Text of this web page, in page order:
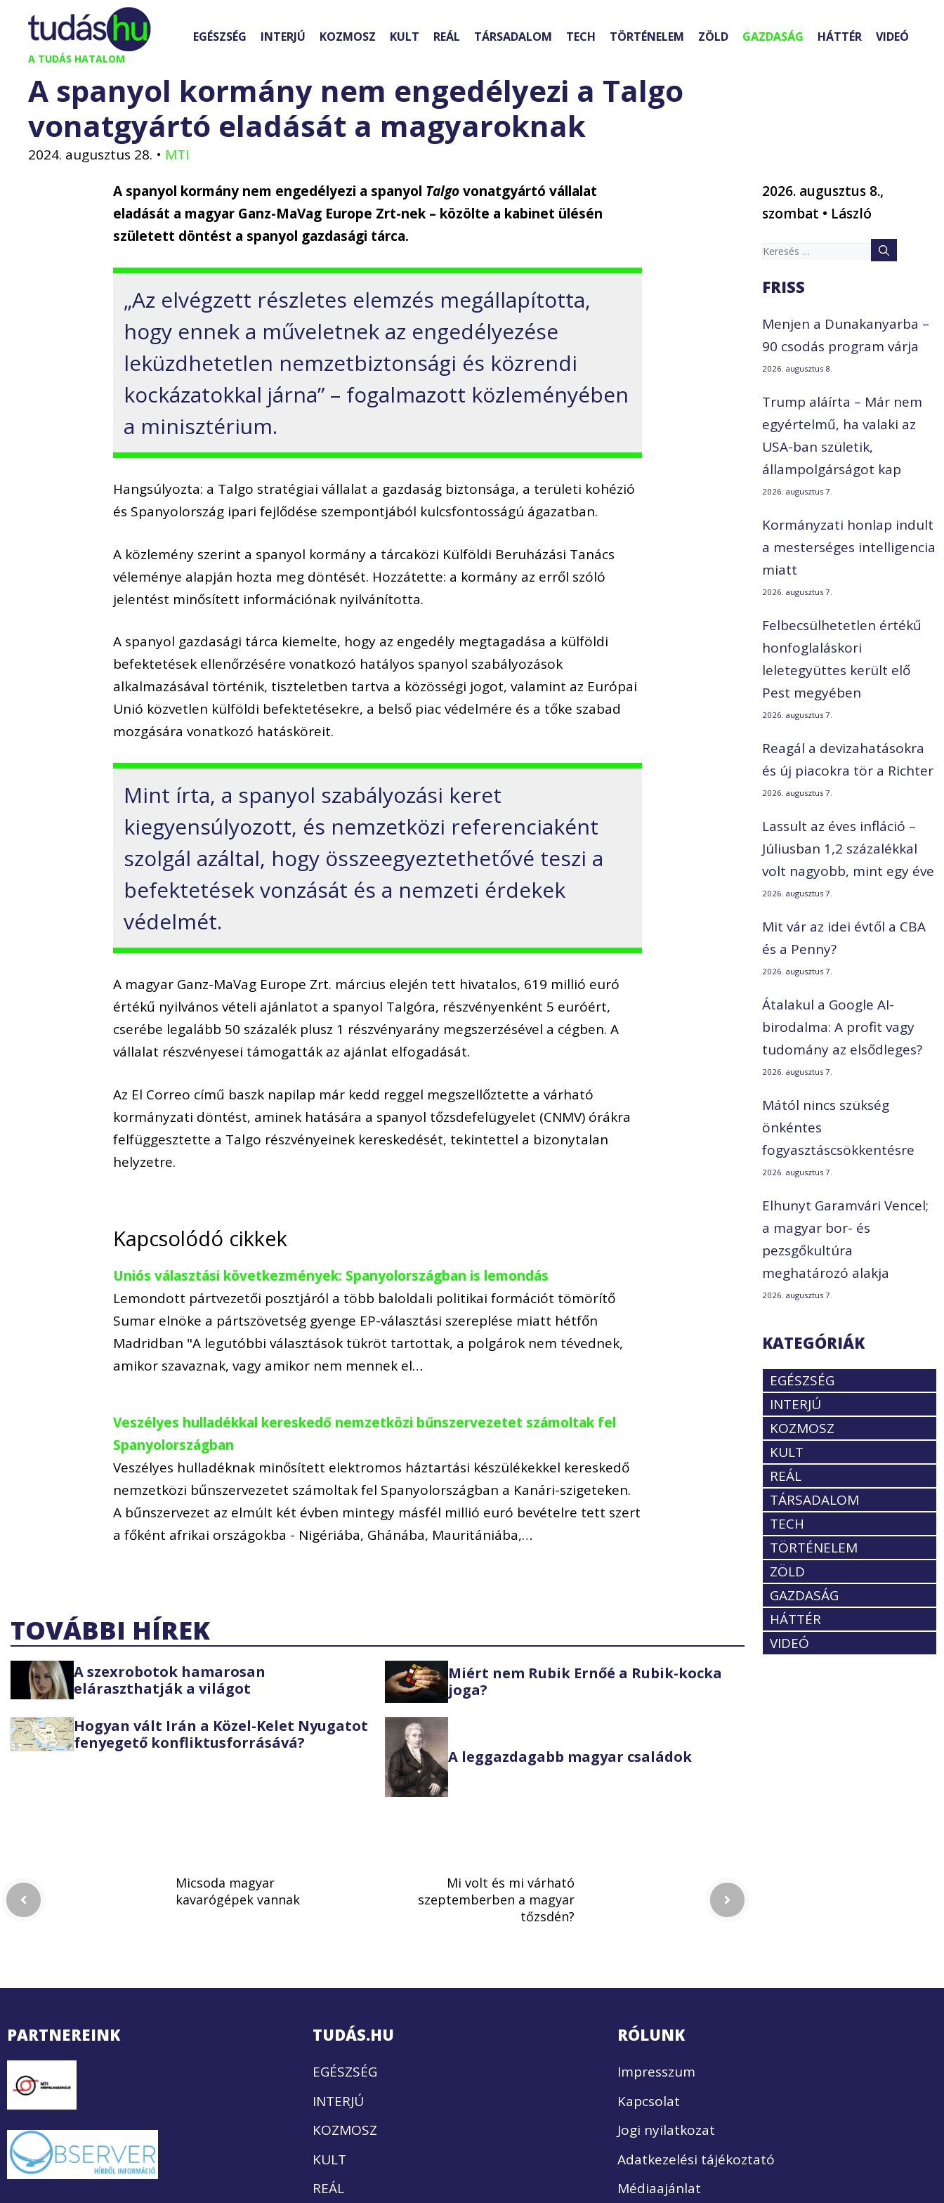
Kilépés
tartalomba
A TUDÁS HATALOM
EGÉSZSÉG INTERJÚ KOZMOSZ KULT REÁL TÁRSADALOM TECH TÖRTÉNELEM ZÖLD GAZDASÁG HÁTTÉR VIDEÓ
A spanyol kormány nem engedélyezi a Talgo
vonatgyártó eladását a magyaroknak
2024. augusztus 28. • MTI
A spanyol kormány nem engedélyezi a spanyol Talgovonatgyártó vállalat
eladását a magyar Ganz-MaVag Europe Zrt-nek – közölte a kabinet ülésén
született döntést a spanyol gazdasági tárca.
„Az elvégzett részletes elemzés megállapította,
hogy ennek a műveletnek az engedélyezése
leküzdhetetlen nemzetbiztonsági és közrendi
kockázatokkal járna” – fogalmazott közleményében
a minisztérium.
Hangsúlyozta: a Talgo stratégiai vállalat a gazdaság biztonsága, a területi kohézió
és Spanyolország ipari fejlődése szempontjából kulcsfontosságú ágazatban.
A közlemény szerint a spanyol kormány a tárcaközi Külföldi Beruházási Tanács
véleménye alapján hozta meg döntését. Hozzátette: a kormány az erről szóló
jelentést minősített információnak nyilvánította.
A spanyol gazdasági tárca kiemelte, hogy az engedély megtagadása a külföldi
befektetések ellenőrzésére vonatkozó hatályos spanyol szabályozások
alkalmazásával történik, tiszteletben tartva a közösségi jogot, valamint az Európai
Unió közvetlen külföldi befektetésekre, a belső piac védelmére és a tőke szabad
mozgására vonatkozó hatásköreit.
Mint írta, a spanyol szabályozási keret
kiegyensúlyozott, és nemzetközi referenciaként
szolgál azáltal, hogy összeegyeztethetővé teszi a
befektetések vonzását és a nemzeti érdekek
védelmét.
A magyar Ganz-MaVag Europe Zrt. március elején tett hivatalos, 619 millió euró
értékű nyilvános vételi ajánlatot a spanyol Talgóra, részvényenként 5 euróért,
cserébe legalább 50 százalék plusz 1 részvényarány megszerzésével a cégben. A
vállalat részvényesei támogatták az ajánlat elfogadását.
Az El Correo című baszk napilap már kedd reggel megszellőztette a várható
kormányzati döntést, aminek hatására a spanyol tőzsdefelügyelet (CNMV) órákra
felfüggesztette a Talgo részvényeinek kereskedését, tekintettel a bizonytalan
helyzetre.
Kapcsolódó cikkek
Uniós választási következmények: Spanyolországban is lemondás
Lemondott pártvezetői posztjáról a több baloldali politikai formációt tömörítő
Sumar elnöke a pártszövetség gyenge EP-választási szereplése miatt hétfőn
Madridban "A legutóbbi választások tükröt tartottak, a polgárok nem tévednek,
amikor szavaznak, vagy amikor nem mennek el…
Veszélyes hulladékkal kereskedő nemzetközi bűnszervezetet számoltak fel
Spanyolországban
Veszélyes hulladéknak minősített elektromos háztartási készülékekkel kereskedő
nemzetközi bűnszervezetet számoltak fel Spanyolországban a Kanári-szigeteken.
A bűnszervezet az elmúlt két évben mintegy másfél millió euró bevételre tett szert
a főként afrikai országokba - Nigériába, Ghánába, Mauritániába,…
TOVÁBBI HÍREK
A szexrobotok hamarosan
eláraszthatják a világot
Miért nem Rubik Ernőé a Rubik-kocka
joga?
Hogyan vált Irán a Közel-Kelet Nyugatot
fenyegető konfliktusforrásává?
A leggazdagabb magyar családok
2026. augusztus 8.,
szombat • László
Keresés:
FRISS
Menjen a Dunakanyarba –
90 csodás program várja
2026. augusztus 8.
Trump aláírta – Már nem
egyértelmű, ha valaki az
USA-ban születik,
állampolgárságot kap
2026. augusztus 7.
Kormányzati honlap indult
a mesterséges intelligencia
miatt
2026. augusztus 7.
Felbecsülhetetlen értékű
honfoglaláskori
leletegyüttes került elő
Pest megyében
2026. augusztus 7.
Reagál a devizahatásokra
és új piacokra tör a Richter
2026. augusztus 7.
Lassult az éves infláció –
Júliusban 1,2 százalékkal
volt nagyobb, mint egy éve
2026. augusztus 7.
Mit vár az idei évtől a CBA
és a Penny?
2026. augusztus 7.
Átalakul a Google AI-
birodalma: A profit vagy
tudomány az elsődleges?
2026. augusztus 7.
Mától nincs szükség
önkéntes
fogyasztáscsökkentésre
2026. augusztus 7.
Elhunyt Garamvári Vencel;
a magyar bor- és
pezsgőkultúra
meghatározó alakja
2026. augusztus 7.
KATEGÓRIÁK
EGÉSZSÉG
INTERJÚ
KOZMOSZ
KULT
REÁL
TÁRSADALOM
TECH
TÖRTÉNELEM
ZÖLD
GAZDASÁG
HÁTTÉR
VIDEÓ
Micsoda magyar
kavarógépek vannak
Mi volt és mi várható
szeptemberben a magyar
tőzsdén?
PARTNEREINK TUDÁS.HU
EGÉSZSÉG
INTERJÚ
KOZMOSZ
KULT
REÁL
RÓLUNK
Impresszum
Kapcsolat
Jogi nyilatkozat
Adatkezelési tájékoztató
Médiaajánlat